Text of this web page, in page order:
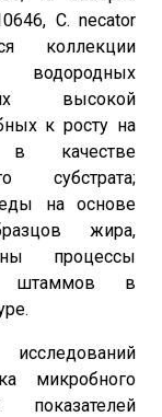
С. necator
коллекции
водородных
высокой
к росту на
в качестве
субстрата;
на основе
жира,
процессы
штаммов в
микробного